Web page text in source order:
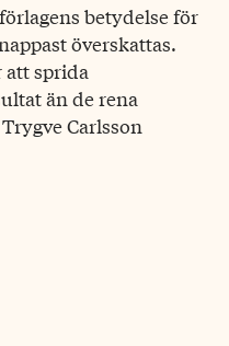
betydelse för
överskattas.
sprida
än de rena
Carlsson